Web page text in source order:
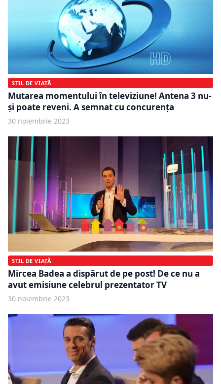
STIL DE VIAȚĂ
Mutarea momentului în televiziune! Antena 3 nu-
şi poate reveni. A semnat cu concurenţa
30 noiembrie 2023
STIL DE VIAȚĂ
Mircea Badea a dispărut de pe post! De ce nu a
avut emisiune celebrul prezentator TV
30 noiembrie 2023